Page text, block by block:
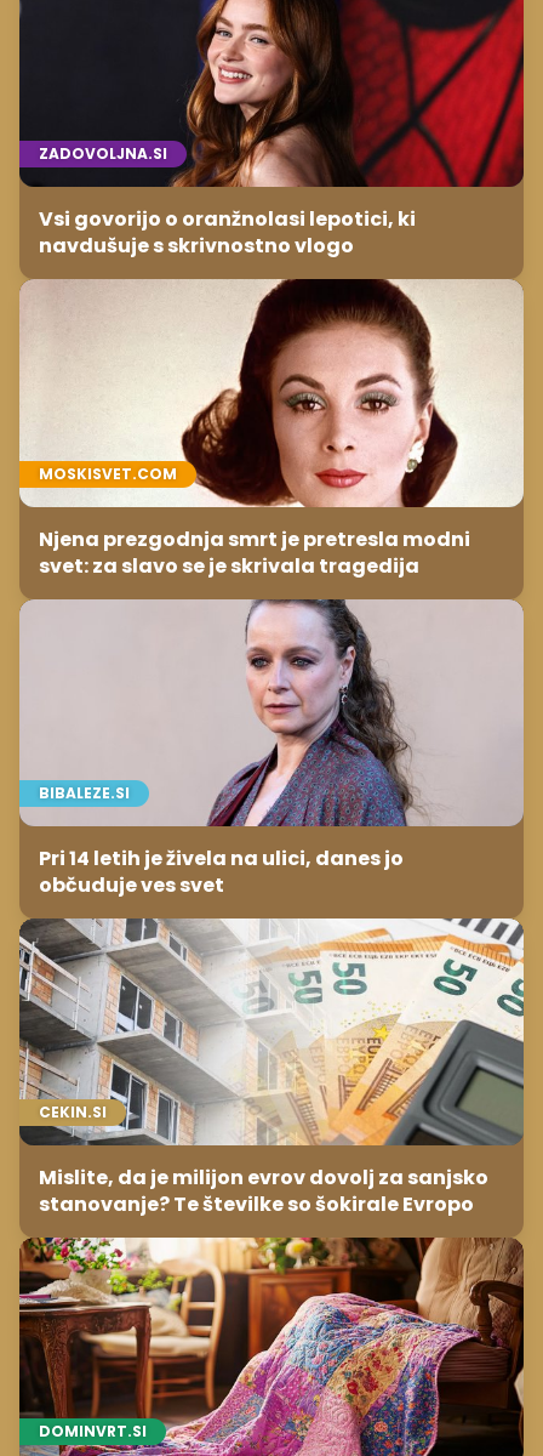
ZADOVOLJNA.SI
Vsi govorijo o oranžnolasi lepotici, ki
navdušuje s skrivnostno vlogo
MOSKISVET.COM
Njena prezgodnja smrt je pretresla modni
svet: za slavo se je skrivala tragedija
BIBALEZE.SI
Pri 14 letih je živela na ulici, danes jo
občuduje ves svet
CEKIN.SI
Mislite, da je milijon evrov dovolj za sanjsko
stanovanje? Te številke so šokirale Evropo
DOMINVRT.SI